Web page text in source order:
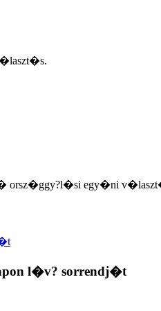
egy�ni
l�v? sorrendj�t